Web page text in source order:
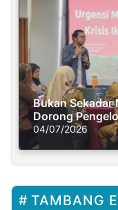
Bukan Sekadar
Dorong
Solusi Krisis
04/07/2026
TAMBANG